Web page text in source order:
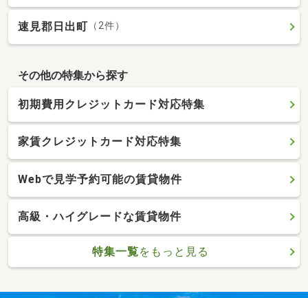
速見郡日出町 （2件）
その他の特集から探す
初期費用クレジットカード対応特集
家賃クレジットカード対応特集
Webで見学予約可能の賃貸物件
高級・ハイグレードな賃貸物件
特集一覧をもっと見る